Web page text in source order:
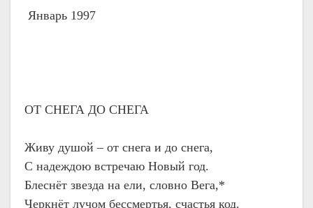
Январь 1997
ОТ СНЕГА ДО СНЕГА
Живу душой – от снега и до снега,
С надеждою встречаю Новый год.
Блеснёт звезда на ели, словно Вега,*
Черкнёт лучом бессмертья, счастья код.